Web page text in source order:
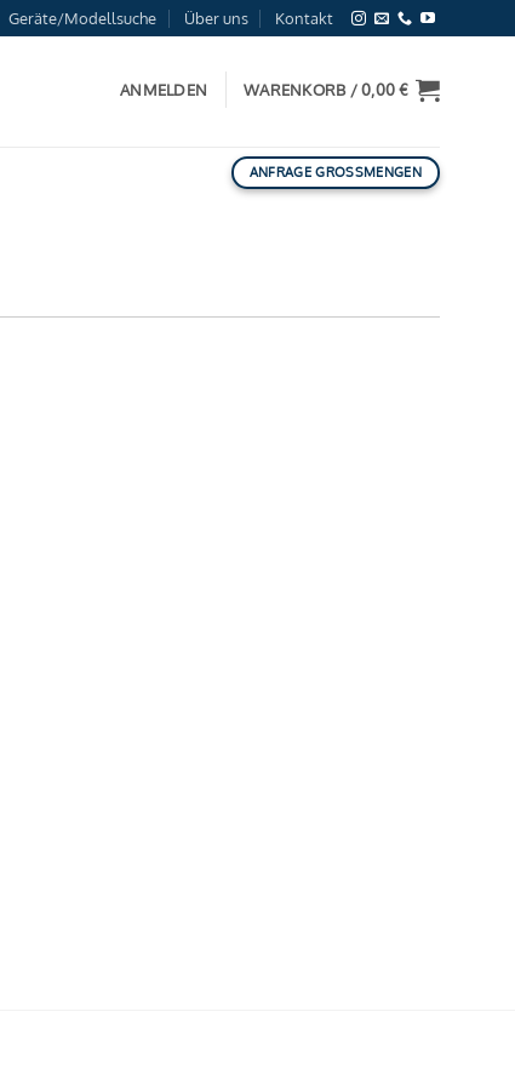
Geräte/Modellsuche Über uns Kontakt
ANMELDEN WARENKORB /0,00€
ANFRAGE GROSSMENGEN